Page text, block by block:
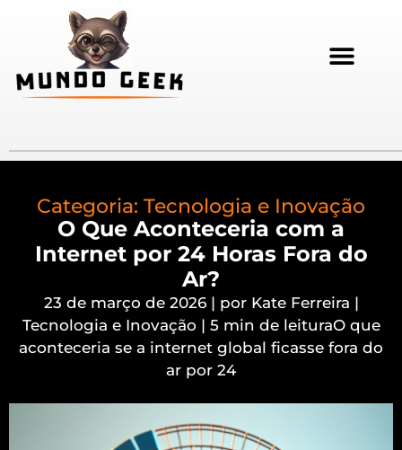
Categoria: Tecnologia e Inovação
O Que Aconteceria com a
Internet por 24 Horas Fora do
Ar?
23 de março de 2026 | por Kate Ferreira |
Tecnologia e Inovação | 5 min de leituraO que
aconteceria se a internet global ficasse fora do
ar por 24